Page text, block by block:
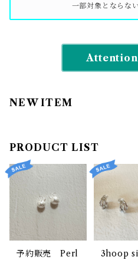
一部対象とならな
NEW ITEM
PRODUCT LIST
予約販売 Perl
3hoop